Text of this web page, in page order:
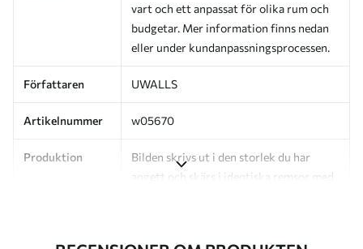
vart och ett anpassat för olika rum och
budgetar. Mer information finns nedan
eller under kundanpassningsprocessen.
Författaren UWALLS
Artikelnummer w05670
Produktion
Bilden skrivs ut i den storlek du har
angett och skärs i identiska remsor med